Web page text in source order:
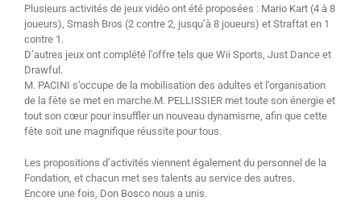
Plusieurs activités de jeux vidéo ont été proposées : Mario Kart (4 à 8
joueurs), Smash Bros (2 contre 2, jusqu’à 8 joueurs) et Straftat en 1
contre 1.
D’autres jeux ont complété l’offre tels que Wii Sports, Just Dance et
Drawful.
M. PACINI s’occupe de la mobilisation des adultes et l’organisation
de la fête se met en marche.M. PELLISSIER met toute son énergie et
tout son cœur pour insuffler un nouveau dynamisme, afin que cette
fête soit une magnifique réussite pour tous.
Les propositions d’activités viennent également du personnel de la
Fondation, et chacun met ses talents au service des autres.
Encore une fois, Don Bosco nous a unis.